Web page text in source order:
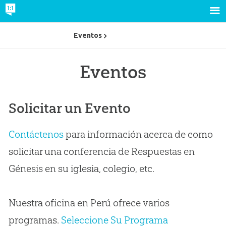
Eventos
Solicitar un Evento
Contáctenospara información acerca de como
solicitar una conferencia de Respuestas en
Génesis en su iglesia, colegio, etc.
Nuestra oficina en Perú ofrece varios
programas. Seleccione Su Programa
Eventos